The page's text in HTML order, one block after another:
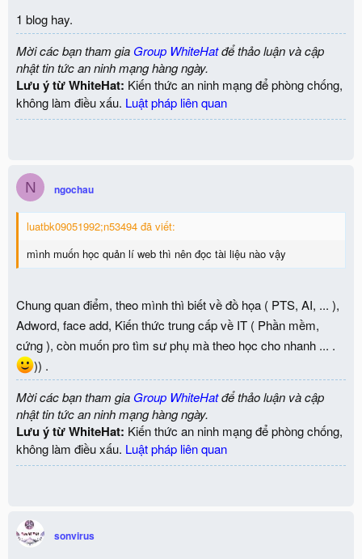
s
:
1 blog hay.
Mời các bạn tham gia Group WhiteHatđể thảo luận và cập
nhật tin tức an ninh mạng hàng ngày.
Lưu ý từ WhiteHat: Kiến thức an ninh mạng để phòng chống,
không làm điều xấu. Luật pháp liên quan
N ngochau
luatbk09051992;n53494 đã viết:
mình muốn học quản lí web thì nên đọc tài liệu nào vậy
Chung quan điểm, theo mình thì biết về đồ họa ( PTS, AI, ... ),
Adword, face add, Kiến thức trung cấp về IT ( Phần mềm,
cứng ), còn muốn pro tìm sư phụ mà theo học cho nhanh ... .
)) .
Mời các bạn tham gia Group WhiteHatđể thảo luận và cập
nhật tin tức an ninh mạng hàng ngày.
Lưu ý từ WhiteHat: Kiến thức an ninh mạng để phòng chống,
không làm điều xấu. Luật pháp liên quan
sonvirus